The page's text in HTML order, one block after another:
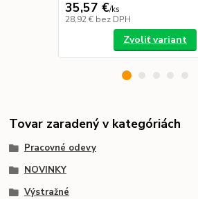
35,57 €/ks
28,92 € bez DPH
Zvoliť variant
Tovar zaradený v kategóriách
Pracovné odevy
NOVINKY
Výstražné